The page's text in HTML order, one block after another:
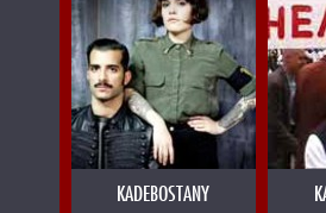
KADEBOSTANY